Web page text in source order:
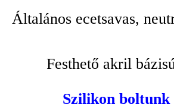
Általános ecetsavas,
Festhető akril
Szilikon